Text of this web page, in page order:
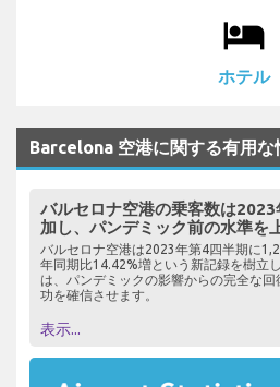
local_hotel
ホテル
Barcelona 空港に関する有用な
バルセロナ空港の乗客数は
加し、パンデミック前の水準を
バルセロナ空港は2023年第4四半期に
年同期比14.42%増という新記録を樹立
は、パンデミックの影響からの完全な
功を確信させます。
表示...